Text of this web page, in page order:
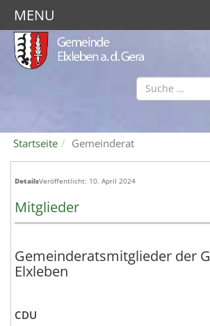
Startseite Gemeinderat
Mitglieder
DetailsVeröffentlicht: 10. April 2024
Gemeinderatsmitglieder der
Elxleben
CDU
MENU